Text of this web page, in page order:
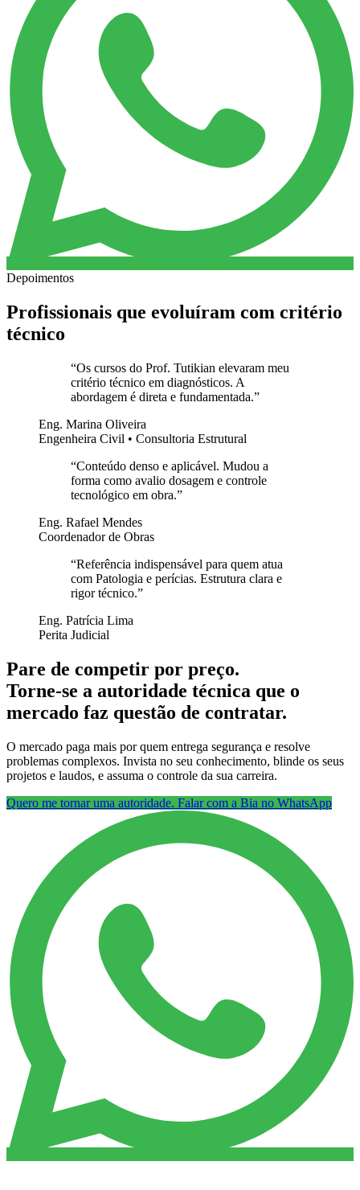
Depoimentos
Profissionais que evoluíram com critério
técnico
“Os cursos do Prof. Tutikian elevaram meu
critério técnico em diagnósticos. A
abordagem é direta e fundamentada.”
Eng. Marina Oliveira
Engenheira Civil • Consultoria Estrutural
“Conteúdo denso e aplicável. Mudou a
forma como avalio dosagem e controle
tecnológico em obra.”
Eng. Rafael Mendes
Coordenador de Obras
“Referência indispensável para quem atua
com Patologia e perícias. Estrutura clara e
rigor técnico.”
Eng. Patrícia Lima
Perita Judicial
Pare de competir por preço.
Torne-se a autoridade técnica que o
mercado faz questão de contratar.
O mercado paga mais por quem entrega segurança e resolve
problemas complexos. Invista no seu conhecimento, blinde os seus
projetos e laudos, e assuma o controle da sua carreira.
Quero me tornar uma autoridade. Falar com a Bia no WhatsApp